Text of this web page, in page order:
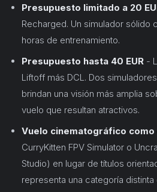
Presupuesto limitado a 20
Recharged. Un simulador sólido
horas de entrenamiento.
Presupuesto hasta 40 EUR -
Liftoff más DCL. Dos
brindan una visión más amplia
vuelo que resultan atractivos.
Vuelo cinematográfico
CurryKitten FPV Simulator o
Studio) en lugar de títulos
representa una categoría